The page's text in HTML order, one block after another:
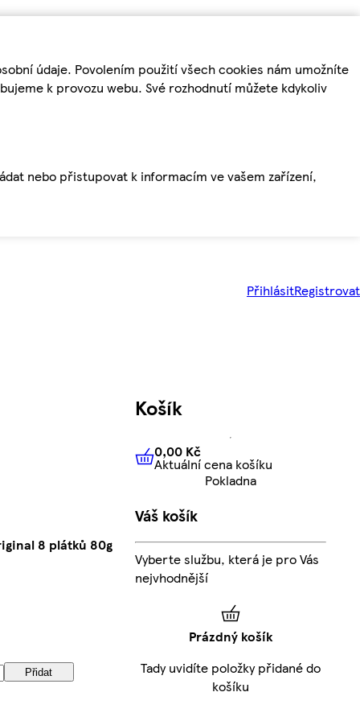
údaje. Povolením použití všech cookies nám umožníte
k provozu webu. Své rozhodnutí můžete kdykoliv
nebo přistupovat k informacím ve vašem zařízení,
PřihlásitRegistrovat
8 plátků 80g
Přidat
Košík
0,00 KčAktuální cena košíku
0,00 Kč
Aktuální cena košíku
Pokladna
Váš košík
Vyberte službu, která je pro Vás
nejvhodnější
Prázdný košík
Tady uvidíte položky přidané do
košíku